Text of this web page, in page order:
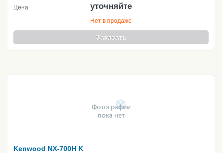
Цена: уточняйте
Нет в продаже
Заказать
Kenwood NX-700H K